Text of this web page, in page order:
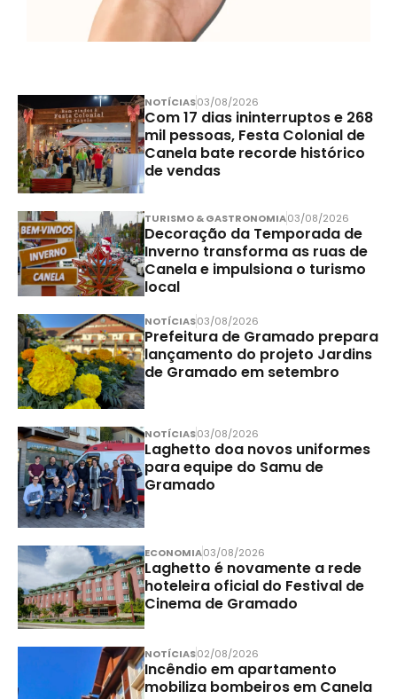
NOTÍCIAS03/08/2026
Com 17 dias ininterruptos e 268
mil pessoas, Festa Colonial de
Canela bate recorde histórico
de vendas
TURISMO & GASTRONOMIA03/08/2026
Decoração da Temporada de
Inverno transforma as ruas de
Canela e impulsiona o turismo
local
NOTÍCIAS03/08/2026
Prefeitura de Gramado prepara
lançamento do projeto Jardins
de Gramado em setembro
NOTÍCIAS03/08/2026
Laghetto doa novos uniformes
para equipe do Samu de
Gramado
ECONOMIA03/08/2026
Laghetto é novamente a rede
hoteleira oficial do Festival de
Cinema de Gramado
NOTÍCIAS02/08/2026
Incêndio em apartamento
mobiliza bombeiros em Canela